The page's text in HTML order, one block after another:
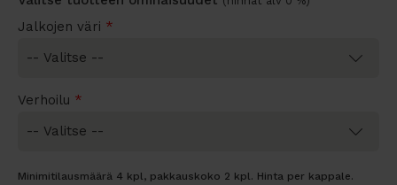
Jalkojen väri *
Verhoilu *
Minimitilausmäärä 4 kpl, pakkauskoko 2 kpl. Hinta per kappale.